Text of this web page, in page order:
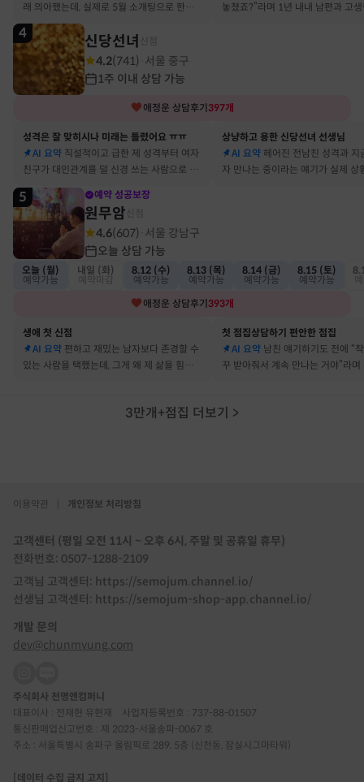
래 의아했는데, 실제로 5월 소개팅으로 한참
고민했던 사람이 있었어요
놓쳤죠?”라며 1년 내내 남편과 고
4 신당선녀
4.2(741) 서울 중구
1주 이내 상담 가능
애정운 상담후기 397개
성격은 잘 맞히시나 미래는 틀렸어요 ㅠㅠ
AI 요약 직설적이고 급한 제 성격부터 여자
친구가 대인관계를 덜 신경 쓰는 사람으로 바
뀔 거란 말까지 그대로 현실이 됐어요
상냥하고 용한 신당선녀 선생님
AI 요약 헤어진 전남친 성격과 지
자 만나는 중이라는 얘기가 실제 상
5 예약 성공보장
원무암
4.6(607) 서울 강남구
오늘 상담 가능
오늘 (월)
예약가능
내일 (화)
8.12 (수)
예약가능
8.13 (목)
예약가능
8.14 (금)
예약가능
8.15 (토)
예약가능
애정운 상담후기 393개
생애 첫 신점
AI 요약 편하고 재밌는 남자보다 존경할 수
있는 사람을 택했는데, 그게 왜 제 삶을 힘들게
첫 점집상담하기 편안한 점집
AI 요약 남친 얘기하기도 전에 “
꾸 받아줘서 계속 만나는 거야”라며
3만개+점집 더보기 >
이용약관 개인정보 처리방침
고객센터 (평일 오전 11시 ~ 오후 6시, 주말 및 공휴일 휴무)
전화번호: 0507-1288-2109
고객님 고객센터: https://semojum.channel.io/
선생님 고객센터: https://semojum-shop-app.channel.io/
개발 문의
dev@chunmyung.com
주식회사 천명앤컴퍼니
대표이사 : 전재현 유현재 사업자등록번호 : 737-88-01507
통신판매업신고번호 : 제 2023-서울송파-0067 호
주소 : 서울특별시 송파구 올림픽로 289, 5층 (신천동, 잠실시그마타워)
[데이터 수집 금지 고지]